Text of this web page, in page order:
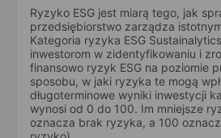
Ryzyko ESG jest miarą tego, jak
przedsiębiorstwo zarządza
Kategoria ryzyka ESG
inwestorom w zidentyfikowaniu i
finansowo ryzyk ESG na poziomie
sposobu, w jaki ryzyka te mogą
długoterminowe wyniki inwestycji
wynosi od 0 do 100. Im mniejsze
oznacza brak ryzyka, a 100